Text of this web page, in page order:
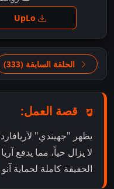
الحلقة السابقة (333)
قصة العمل:
يظهر "جهيندي"
لا يزال حياً، مما يدفع
الحقيقة كاملة لحماية